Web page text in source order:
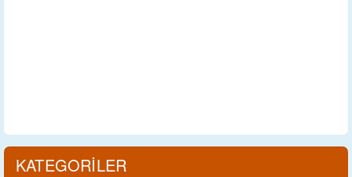
KATEGORİLER